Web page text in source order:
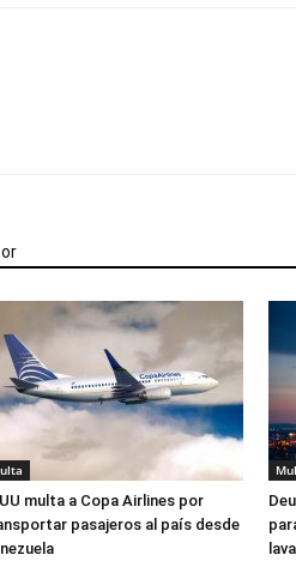
multa a Copa Airlines por
pasajeros al país desde